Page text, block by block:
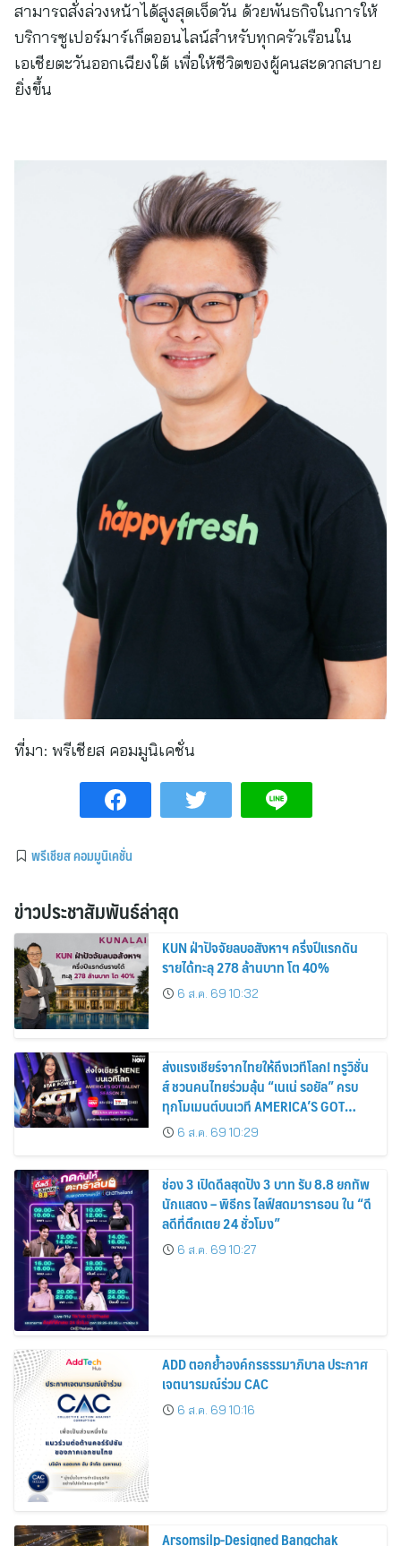
สามารถสั่งล่วงหน้าได้สูงสุดเจ็ดวัน ด้วยพันธกิจในการให้
บริการซูเปอร์มาร์เก็ตออนไลน์สำหรับทุกครัวเรือนใน
เอเชียตะวันออกเฉียงใต้ เพื่อให้ชีวิตของผู้คนสะดวกสบาย
ยิ่งขึ้น
ที่มา: พรีเชียส คอมมูนิเคชั่น
พรีเชียส คอมมูนิเคชั่น
ข่าวประชาสัมพันธ์ล่าสุด
KUN ฝ่าปัจจัยลบอสังหาฯ ครึ่งปีแรกดัน
รายได้ทะลุ 278 ล้านบาท โต 40%
6 ส.ค. 69 10:32
ส่งแรงเชียร์จากไทยให้ถึงเวทีโลก! ทรูวิชั่น
ส์ ชวนคนไทยร่วมลุ้น “เนเน่ รอยัล” ครบ
ทุกโมเมนต์บนเวที AMERICA’S GOT
TALENT SEASON 21
6 ส.ค. 69 10:29
ช่อง 3 เปิดดีลสุดปัง 3 บาท รับ 8.8 ยกทัพ
นักแสดง – พิธีกร ไลฟ์สดมาราธอน ใน “ดี
ลดีที่ตึกเตย 24 ชั่วโมง”
6 ส.ค. 69 10:27
ADD ตอกย้ำองค์กรธรรมาภิบาล ประกาศ
เจตนารมณ์ร่วม CAC
6 ส.ค. 69 10:16
Arsomsilp-Designed Bangchak